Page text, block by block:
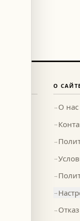
О
→ О нас
→
→
→
→
→
→